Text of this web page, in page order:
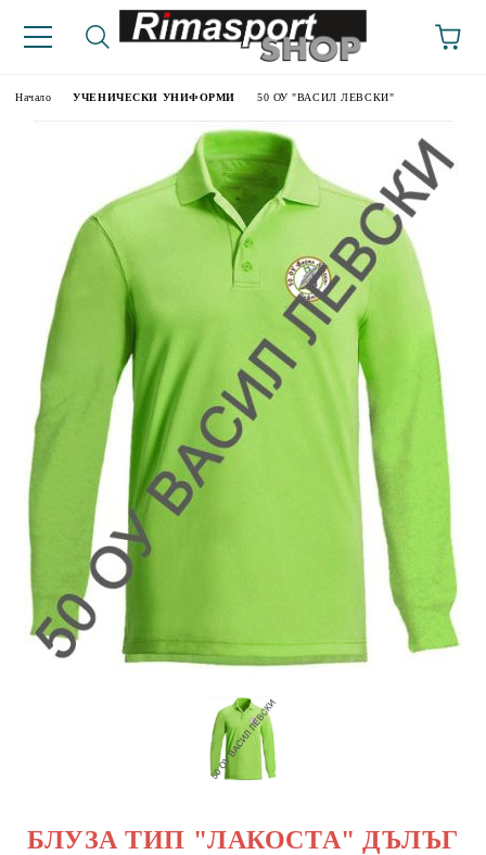
Начало УЧЕНИЧЕСКИ УНИФОРМИ 50 ОУ "ВАСИЛ ЛЕВСКИ"
БЛУЗА ТИП "ЛАКОСТА" ДЪЛЪГ